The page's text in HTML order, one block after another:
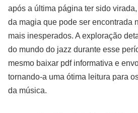
após a última página ter sido
da magia que pode ser encontrada
mais inesperados. A exploração
do mundo do jazz durante esse
mesmo baixar pdf informativa e
tornando-a uma ótima leitura para
da música.